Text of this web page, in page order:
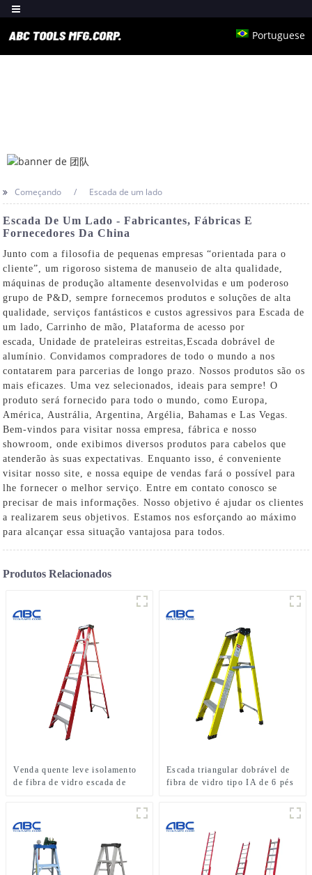
Portuguese
Começando Escada de um lado
Escada De Um Lado - Fabricantes, Fábricas E
Fornecedores Da China
Junto com a filosofia de pequenas empresas “orientada para o
cliente”, um rigoroso sistema de manuseio de alta qualidade,
máquinas de produção altamente desenvolvidas e um poderoso
grupo de P&D, sempre fornecemos produtos e soluções de alta
qualidade, serviços fantásticos e custos agressivos para Escada de
um lado,Carrinho de mão ,Plataforma de acesso por
escada ,Unidade de prateleiras estreitas ,Escada dobrável de
alumínio . Convidamos compradores de todo o mundo a nos
contatarem para parcerias de longo prazo. Nossos produtos são os
mais eficazes. Uma vez selecionados, ideais para sempre! O
produto será fornecido para todo o mundo, como Europa,
América, Austrália, Argentina, Argélia, Bahamas e Las Vegas.
Bem-vindos para visitar nossa empresa, fábrica e nosso
showroom, onde exibimos diversos produtos para cabelos que
atenderão às suas expectativas. Enquanto isso, é conveniente
visitar nosso site, e nossa equipe de vendas fará o possível para
lhe fornecer o melhor serviço. Entre em contato conosco se
precisar de mais informações. Nosso objetivo é ajudar os clientes
a realizarem seus objetivos. Estamos nos esforçando ao máximo
para alcançar essa situação vantajosa para todos.
Produtos Relacionados
Venda quente leve isolamento
de fibra de vidro escada de
Escada triangular dobrável de
fibra de vidro tipo IA de 6 pés